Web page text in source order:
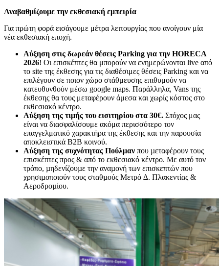
Αναβαθμίζουμε την εκθεσιακή εμπειρία
Για πρώτη φορά εισάγουμε μέτρα λειτουργίας που ανοίγουν μία
νέα εκθεσιακή εποχή.
Αύξηση στις δωρεάν θέσεις Parking για την HORECA
2026! Οι επισκέπτες θα μπορούν να ενημερώνονται live από
το site της έκθεσης για τις διαθέσιμες θέσεις Parking και να
επιλέγουν σε ποιον χώρο στάθμευσης επιθυμούν να
κατευθυνθούν μέσω google maps. Παράλληλα, Vans της
έκθεσης θα τους μεταφέρουν άμεσα και χωρίς κόστος στο
εκθεσιακό κέντρο.
Αύξηση της τιμής του εισιτηρίου στα 30€. Στόχος μας
είναι να διασφαλίσουμε ακόμα περισσότερο τον
επαγγελματικό χαρακτήρα της έκθεσης και την παρουσία
αποκλειστικά B2B κοινού.
Αύξηση της συχνότητας Πούλμαν που µεταφέρουν τους
επισκέπτες προς & από το εκθεσιακό κέντρο. Με αυτό τον
τρόπο, µηδενίζουµε την αναµονή των επισκεπτών που
χρησιµοποιούν τους σταθµούς Μετρό ∆. Πλακεντίας &
Αεροδροµίου.